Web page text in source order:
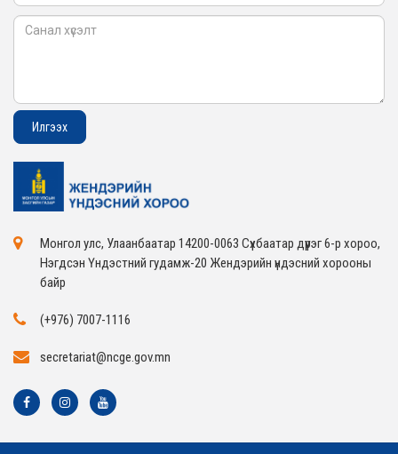
Монгол улс, Улаанбаатар 14200-0063 Сүхбаатар дүүрэг 6-р хороо,
Нэгдсэн Үндэстний гудамж-20 Жендэрийн үндэсний хорооны
байр
(+976) 7007-1116
secretariat@ncge.gov.mn